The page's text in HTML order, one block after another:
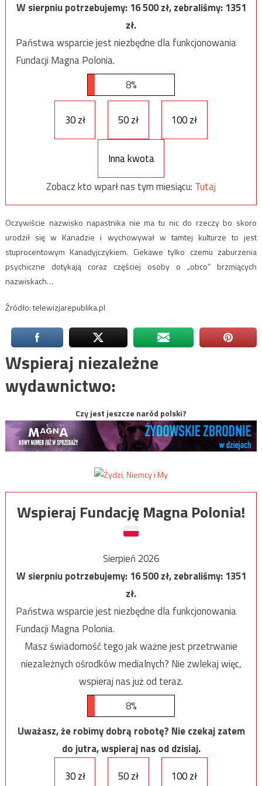
W sierpniu potrzebujemy:16 500zł, zebraliśmy:1351
zł.
Państwa wsparcie jest niezbędne dla funkcjonowania
Fundacji Magna Polonia.
8%
30 zł 50 zł 100 zł
Inna kwota
Zobacz kto wparł nas tym miesiącu: Tutaj
Oczywiście nazwisko napastnika nie ma tu nic do rzeczy bo skoro
urodził się w Kanadzie i wychowywał w tamtej kulturze to jest
stuprocentowym Kanadyjczykiem. Ciekawe tylko czemu zaburzenia
psychiczne dotykają coraz częściej osoby o „obco” brzmiących
nazwiskach…
Źródło: telewizjarepublika.pl
Wspieraj niezależne
wydawnictwo:
Czy jest jeszcze naród polski?
Wspieraj Fundację Magna Polonia!
Sierpień 2026
W sierpniu potrzebujemy:16 500zł, zebraliśmy:1351
zł.
Państwa wsparcie jest niezbędne dla funkcjonowania
Fundacji Magna Polonia.
Masz świadomość tego jak ważne jest przetrwanie
niezależnych ośrodków medialnych? Nie zwlekaj więc,
wspieraj nas już od teraz.
8%
Uważasz, że robimy dobrą robotę? Nie czekaj zatem
do jutra, wspieraj nas od dzisiaj.
30 zł
50 zł 100 zł